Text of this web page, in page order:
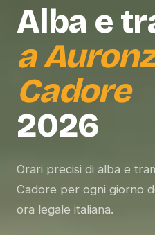
Alba e
a
Cadore
2026
Orari precisi di alba e
Cadore per ogni giorno
ora legale italiana.